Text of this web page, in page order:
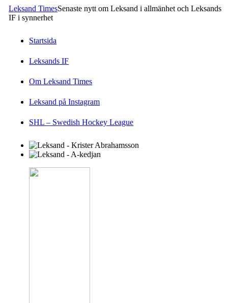
Leksand TimesSenaste nytt om Leksand i allmänhet och Leksands
IF i synnerhet
Startsida
Leksands IF
Om Leksand Times
Leksand på Instagram
SHL – Swedish Hockey League